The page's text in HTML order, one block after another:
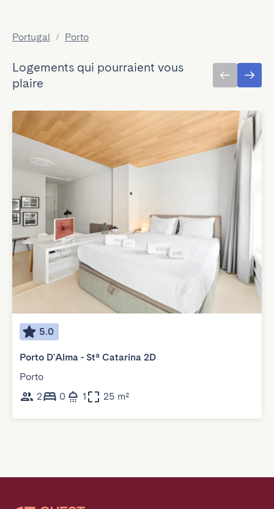
Portugal / Porto
Logements qui pourraient vous
plaire
5.0
Porto D'Alma - Stª Catarina 2D
Porto
2
0 1 25 m²